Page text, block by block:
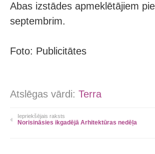
Abas izstādes apmeklētājiem
septembrim.
Foto: Publicitātes
Atslēgas vārdi: Terra
Iepriekšējais raksts
Norisināsies ikgadējā Arhitektūras nedēļa